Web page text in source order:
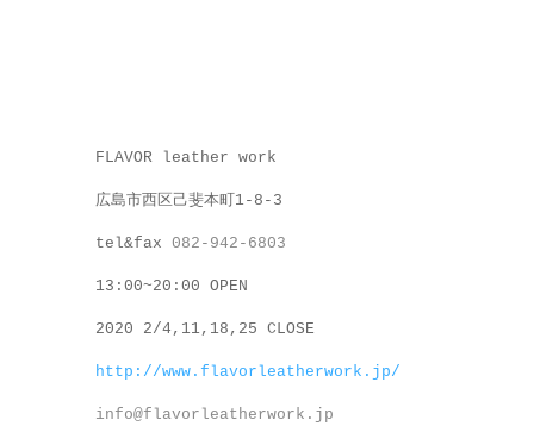
FLAVOR leather work
広島市西区己斐本町1-8-3
tel&fax 082-942-6803
13:00~20:00 OPEN
2020 2/4,11,18,25 CLOSE
http://www.flavorleatherwork.jp/
info@flavorleatherwork.jp